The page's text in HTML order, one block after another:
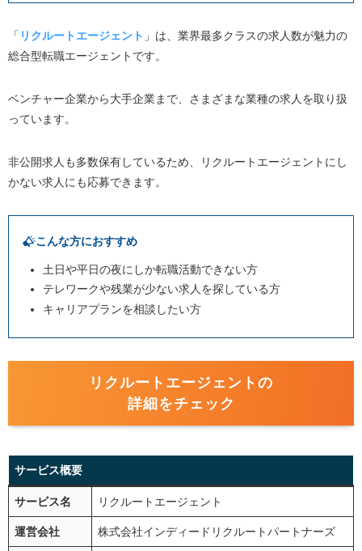
「 リクルートエージェント 」は、業界最多クラスの求人数が魅力の
総合型転職エージェントです。
ベンチャー企業から大手企業まで、さまざまな業種の求人を取り扱
っています。
非公開求人も多数保有しているため、リクルートエージェントにし
かない求人にも応募できます。
こんな方におすすめ
土日や平日の夜にしか転職活動できない方
テレワークや残業が少ない求人を探している方
キャリアプランを相談したい方
リクルートエージェントの
詳細をチェック
サービス概要
サービス名 リクルートエージェント
運営会社 株式会社インディードリクルートパートナーズ